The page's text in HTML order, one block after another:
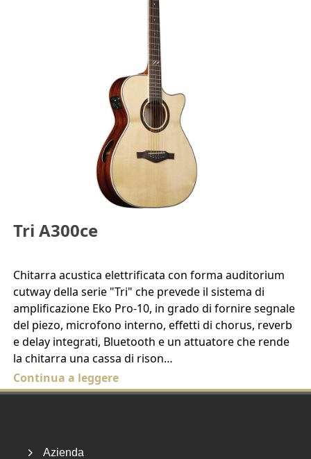
Tri A300ce
Chitarra acustica elettrificata con forma auditorium
cutway della serie "Tri" che prevede il sistema di
amplificazione Eko Pro-10, in grado di fornire segnale
del piezo, microfono interno, effetti di chorus, reverb
e delay integrati, Bluetooth e un attuatore che rende
la chitarra una cassa di rison…
Continua a leggere
Azienda